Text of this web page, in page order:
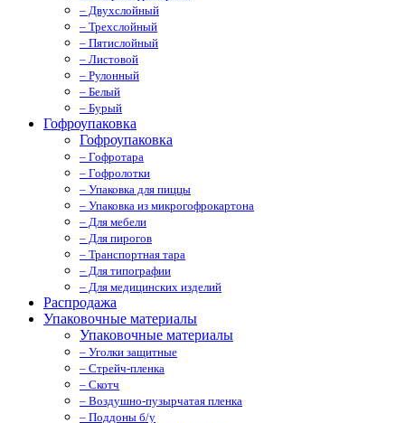
– Двухслойный
– Трехслойный
– Пятислойный
– Листовой
– Рулонный
– Белый
– Бурый
Гофроупаковка
Гофроупаковка
– Гофротара
– Гофролотки
– Упаковка для пиццы
– Упаковка из микрогофрокартона
– Для мебели
– Для пирогов
– Транспортная тара
– Для типографии
– Для медицинских изделий
Распродажа
Упаковочные материалы
Упаковочные материалы
– Уголки защитные
– Стрейч-пленка
– Скотч
– Воздушно-пузырчатая пленка
– Поддоны б/у